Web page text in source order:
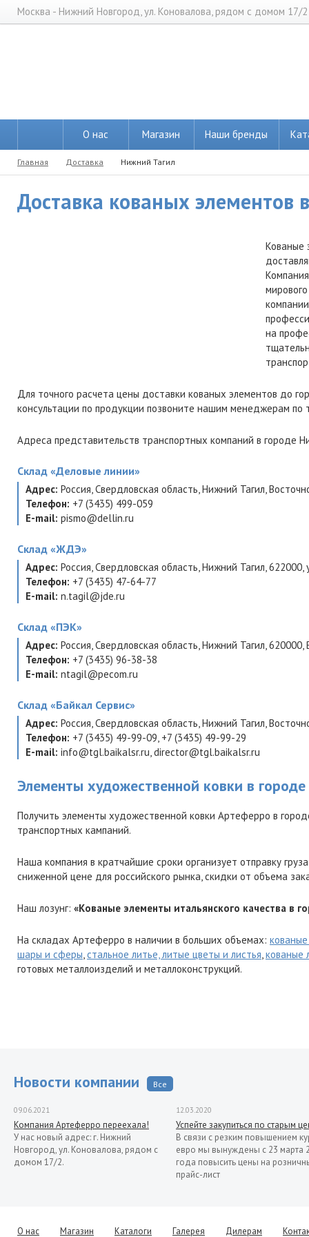
Москва - Нижний Новгород, ул. Коновалова, рядом с домом 17/2
О нас Магазин Наши бренды
Главная Доставка Нижний Тагил
Доставка кованых элементов
Кованые
на
Для точного расчета цены доставки кованых элементов до
консультации по продукции позвоните нашим менеджерам
Адреса представительств транспортных компаний в городе
Склад «Деловые линии»
Адрес: Россия,Свердловская область,Нижний Тагил,
Телефон: +7 (3435) 499-059
E-mail: pismo@dellin.ru
Склад «ЖДЭ»
Адрес: Россия,Свердловская область,Нижний Тагил,622000,
Телефон: +7 (3435) 47-64-77
E-mail: n.tagil@jde.ru
Склад «ПЭК»
Адрес: Россия,Свердловская область,Нижний Тагил,620000,
Телефон: +7 (3435) 96-38-38
E-mail: ntagil@pecom.ru
Склад «Байкал Сервис»
Адрес: Россия,Свердловская область,Нижний Тагил,
Телефон: +7 (3435) 49-99-09, +7 (3435) 49-99-29
E-mail: info@tgl.baikalsr.ru,director@tgl.baikalsr.ru
Элементы художественной ковки в
Получить элементы художественной ковки Артеферро в
транспортных кампаний.
Наша компания в кратчайшие сроки организует отправку
сниженной цене для российского рынка, скидки от объема
Наш лозунг: «Кованые элементы итальянского качества в
На складах Артеферро в наличии в больших объемах:
шары и сферы,стальное литье, литые цветы и листья,кованые
готовых металлоизделий и металлоконструкций.
Новости компании Все
09.06.2021
Компания Артеферро переехала!
У нас новый адрес: г. Нижний
Новгород, ул. Коновалова, рядом с
домом 17/2.
12.03.2020
Успейте закупиться по старым
В связи с резким повышением
евро мы вынуждены с 23 марта
года повысить цены на
прайс-лист
Уважаемые клиенты! Представляем
О нас Магазин Каталоги Галерея Дилерам